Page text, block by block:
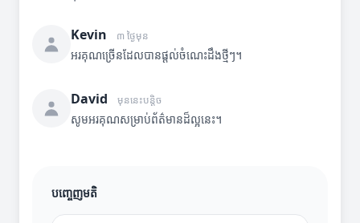
Kevin ៣ ថ្ងៃមុន
អរគុណច្រើនដែលបានផ្តល់ចំណេះដឹងថ្មីៗ។
David មុននេះបន្តិច
សូមអរគុណសម្រាប់ព័ត៌មានដ៏ល្អនេះ។
បញ្ចេញមតិ